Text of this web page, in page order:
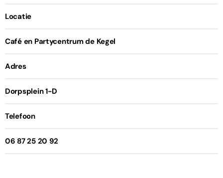
Locatie
Café en Partycentrum de Kegel
Adres
Dorpsplein 1-D
Telefoon
06 87 25 20 92